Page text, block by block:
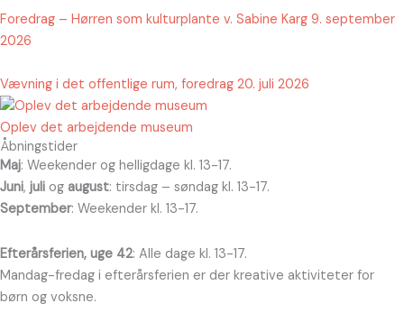
Foredrag – Hørren som kulturplante v. Sabine Karg 9. september
2026
Vævning i det offentlige rum, foredrag 20. juli 2026
Oplev det arbejdende museum
Åbningstider
Maj: Weekender og helligdage kl. 13-17.
Juni, juli og august: tirsdag – søndag kl. 13-17.
September: Weekender kl. 13-17.
Efterårsferien, uge 42: Alle dage kl. 13-17.
Mandag-fredag i efterårsferien er der kreative aktiviteter for
børn og voksne.